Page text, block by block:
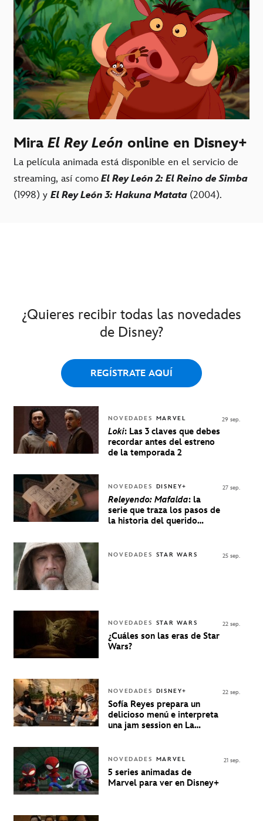
Mira El Rey León online en Disney+
La película animada está disponible en el servicio de
streaming, así como El Rey León 2: El Reino de Simba
(1998) y El Rey León 3: Hakuna Matata (2004).
¿Quieres recibir todas las novedades
de Disney?
REGÍSTRATE AQUÍ
NOVEDADES MARVEL
Loki: Las 3 claves que debes
recordar antes del estreno
de la temporada 2
29 sep.
NOVEDADES DISNEY+
Releyendo: Mafalda: la
serie que traza los pasos de
la historia del querido
27 sep.
NOVEDADES STAR WARS 25 sep.
NOVEDADES STAR WARS
¿Cuáles son las eras de Star
Wars?
22 sep.
NOVEDADES DISNEY+
Sofía Reyes prepara un
delicioso menú e interpreta
una jam session en La
22 sep.
NOVEDADES MARVEL
5 series animadas de
Marvel para ver en Disney+
21 sep.